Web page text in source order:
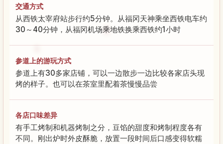
交通方式
从西铁太宰府站步行约5分钟。从福冈天神乘坐西铁电车约
30～40分钟，从福冈机场乘地铁换乘西铁约1小时
参道上的游玩方式
参道上有30多家店铺，可以一边散步一边比较各家店头现
烤的样子。也可以在茶室里配着茶慢慢品尝
各店口味差异
有手工烤制和机器烤制之分，豆馅的甜度和烤制程度各有
不同。刚出炉时外皮酥脆，放置一段时间后口感变得软糯